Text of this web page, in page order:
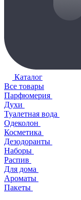
Каталог
Все товары
Парфюмерия
Духи
Туалетная вода
Одеколон
Косметика
Дезодоранты
Наборы
Распив
Для дома
Ароматы
Пакеты